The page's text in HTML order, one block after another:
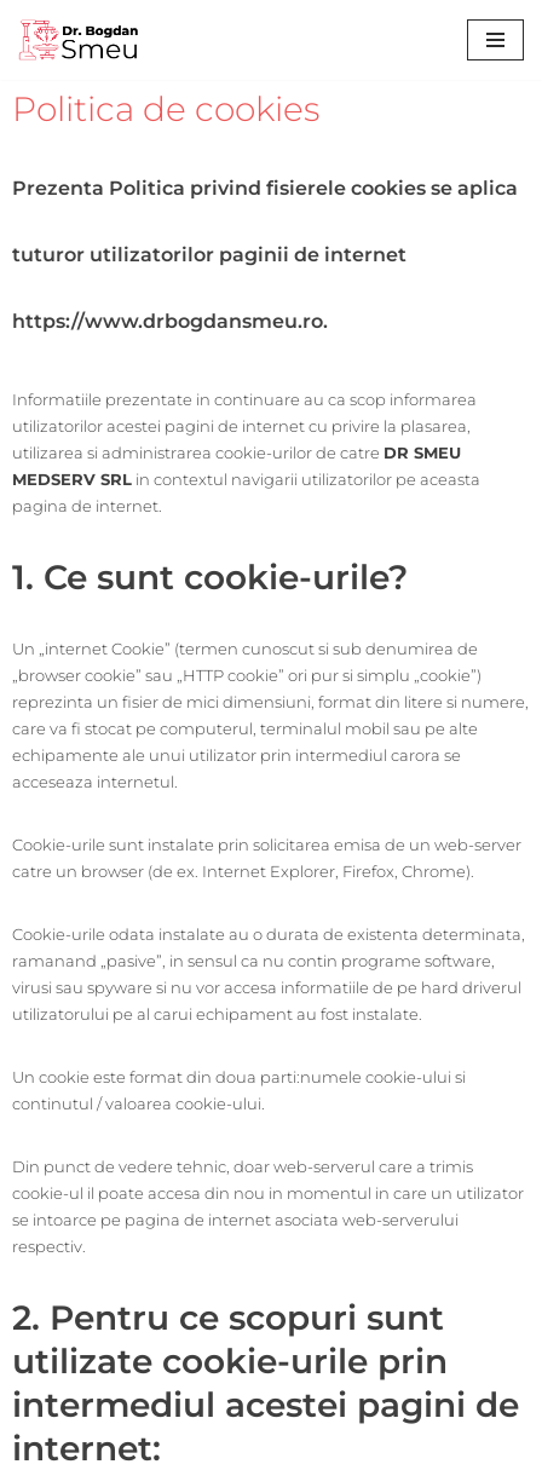
Sari
conținut
Politica de cookies
Prezenta Politica privind fisierele cookies se aplica
tuturor utilizatorilor paginii de internet
https://www.drbogdansmeu.ro.
Informatiile prezentate in continuare au ca scop informarea
utilizatorilor acestei pagini de internet cu privire la plasarea,
utilizarea si administrarea cookie-urilor de catre DR SMEU
MEDSERV SRL in contextul navigarii utilizatorilor pe aceasta
pagina de internet.
1. Ce sunt cookie-urile?
Un „internet Cookie” (termen cunoscut si sub denumirea de
„browser cookie” sau „HTTP cookie” ori pur si simplu „cookie”)
reprezinta un fisier de mici dimensiuni, format din litere si numere,
care va fi stocat pe computerul, terminalul mobil sau pe alte
echipamente ale unui utilizator prin intermediul carora se
acceseaza internetul.
Cookie-urile sunt instalate prin solicitarea emisa de un web-server
catre un browser (de ex. Internet Explorer, Firefox, Chrome).
Cookie-urile odata instalate au o durata de existenta determinata,
ramanand „pasive”, in sensul ca nu contin programe software,
virusi sau spyware si nu vor accesa informatiile de pe hard driverul
utilizatorului pe al carui echipament au fost instalate.
Un cookie este format din doua parti:numele cookie-ului si
continutul / valoarea cookie-ului.
Din punct de vedere tehnic, doar web-serverul care a trimis
cookie-ul il poate accesa din nou in momentul in care un utilizator
se intoarce pe pagina de internet asociata web-serverului
respectiv.
2. Pentru ce scopuri sunt
utilizate cookie-urile prin
intermediul acestei pagini de
internet: